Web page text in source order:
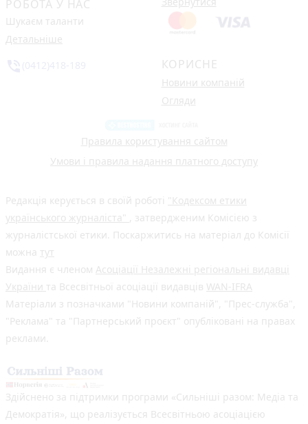
РОБОТА У НАС
Шукаєм таланти
Детальніше
КОРИСНЕ
Новини компаній
Огляди
Правила користування сайтом
Умови і правила надання платного доступу
Редакція керується в своїй роботі "Кодексом етики
українського журналіста" , затвердженим Комісією з
журналістської етики. Поскаржитись на матеріал до Комісії
можна тут
Видання є членом Асоціації Незалежні регіональні видавці
України та Всесвітньої асоціації видавців WAN-IFRA
Матеріали з позначками "Новини компаній", "Прес-служба",
"Реклама" та "Партнерський проєкт" опубліковані на правах
реклами.
Здійснено за підтримки програми «Сильніші разом: Медіа та
Демократія», що реалізується Всесвітньою асоціацією